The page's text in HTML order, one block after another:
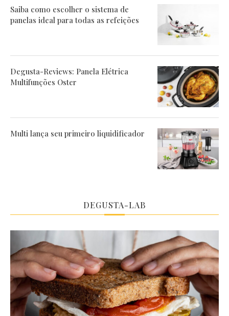
Saiba como escolher o sistema de
panelas ideal para todas as refeições
Degusta-Reviews: Panela Elétrica
Multifunções Oster
Multi lança seu primeiro liquidificador
DEGUSTA-LAB